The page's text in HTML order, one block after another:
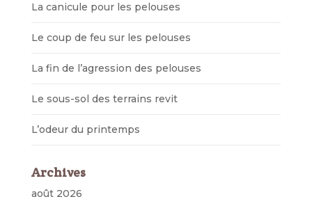
La canicule pour les pelouses
Le coup de feu sur les pelouses
La fin de l’agression des pelouses
Le sous-sol des terrains revit
L’odeur du printemps
Archives
août 2026